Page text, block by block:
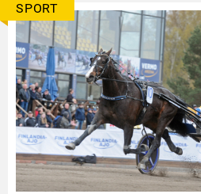
SPORT